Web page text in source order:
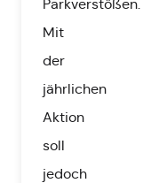
Parkverstößen.
Mit
der
jährlichen
Aktion
soll
jedoch